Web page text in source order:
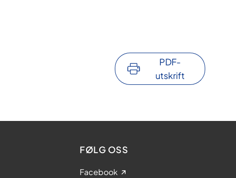
PDF-
utskrift
FØLG OSS
Facebook